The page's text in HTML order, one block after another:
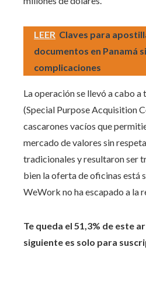
LEER Claves para
documentos en Panamá
complicaciones
La operación se llevó a cabo a
(Special Purpose Acquisition
cascarones vacíos que
mercado de valores sin
tradicionales y resultaron ser
bien la oferta de oficinas está
WeWork no ha escapado a la
Te queda el 51,3% de este
siguiente es solo para